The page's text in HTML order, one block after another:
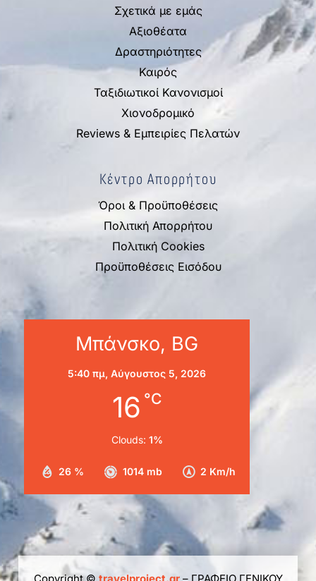
Σχετικά με εμάς
Αξιοθέατα
Δραστηριότητες
Καιρός
Ταξιδιωτικοί Κανονισμοί
Χιονοδρομικό
Reviews & Εμπειρίες Πελατών
Κέντρο Απορρήτου
Όροι & Προϋποθέσεις
Πολιτική Απορρήτου
Πολιτική Cookies
Προϋποθέσεις Εισόδου
Μπάνσκο, BG
5:40 πμ,Αύγουστος 5, 2026
16 °C
26 % 1014 mb 2 Km/h
Clouds: 1%